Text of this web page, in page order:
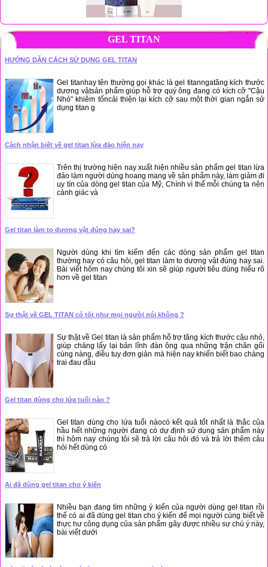
Kem dưỡng trắng da toàn thân ban ngày Korian Beauty - Win’skin Day
GEL TITAN
HƯỚNG DẪN CÁCH SỬ DỤNG GEL TITAN
Gel titanhay tên thường gọi khác là gel titanngatăng kích thước
dương vậtsản phẩm giúp hỗ trợ quý ông đang có kích cỡ "Cậu
Nhỏ" khiêm tốncải thiện lại kích cỡ sau một thời gian ngắn sử
dụng titan g
Cách nhận biết về gel titan lừa đảo hiện nay
Trên thị trường hiện nay xuất hiện nhiều sản phẩm gel titan lừa
đảo làm người dùng hoang mang về sản phẩm này, làm giảm đi
uy tín của dòng gel titan của Mỹ, Chính vì thế mỗi chúng ta nên
cảnh giác và
Gel titan làm to dương vật đúng hay sai?
Người dùng khi tìm kiếm đến các dòng sản phẩm gel titan
thường hay có câu hỏi, gel titan làm to dương vật đúng hay sai.
Bài viết hôm nay chúng tôi xin sẽ giúp người tiêu dùng hiểu rõ
hơn về gel titan
Sự thật về GEL TITAN có tốt như mọi người nói không ?
Sự thật về Gel titan là sản phẩm hỗ trợ tăng kích thước cậu nhỏ,
giúp chàng lấy lại bản lĩnh đàn ông qua những trận chăn gối
cùng nàng, điều tuy đơn giản mà hiện nay khiến biết bao chàng
trai đau đầu
Gel titan dùng cho lứa tuổi nào ?
Gel titan dùng cho lứa tuổi nàocó kết quả tốt nhất là thắc của
hầu hết những người đang có dự định sử dụng sản phẩm này
thì hôm nay chúng tôi sẽ trả lời câu hỏi đó và trả lời thêm câu
hỏi hết dùng có
Ai đã dùng gel titan cho ý kiến
Nhiều bạn đang tìm những ý kiến của người dùng gel titan rồi
thế có ai đã dùng gel titan cho ý kiến để mọi người cùng biết về
thực hư công dụng của sản phẩm gây được nhiều sự chú ý này,
bài viết dưới